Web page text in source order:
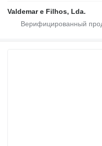
Valdemar e Filhos, Lda.